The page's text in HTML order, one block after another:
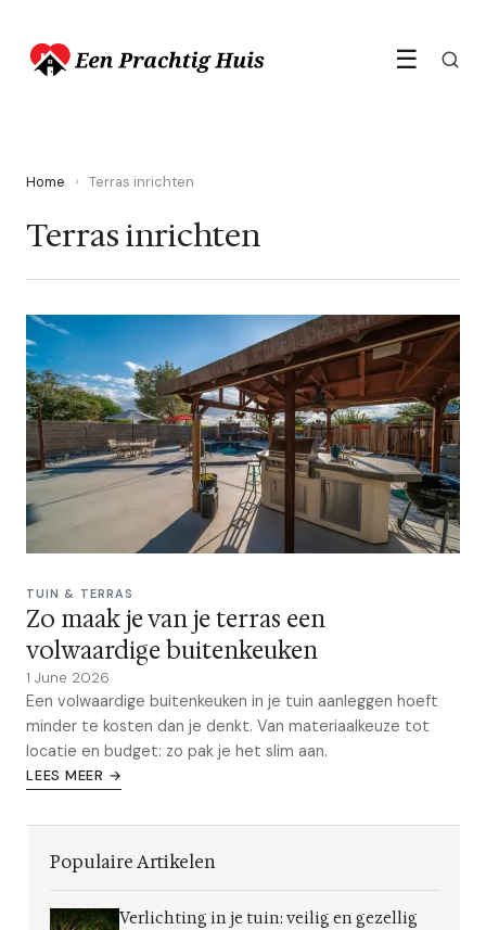
☰
Home › Terras inrichten
Terras inrichten
TUIN & TERRAS
Zo maak je van je terras een
volwaardige buitenkeuken
1 June 2026
Een volwaardige buitenkeuken in je tuin aanleggen hoeft
minder te kosten dan je denkt. Van materiaalkeuze tot
locatie en budget: zo pak je het slim aan.
LEES MEER →
Populaire Artikelen
Verlichting in je tuin: veilig en gezellig